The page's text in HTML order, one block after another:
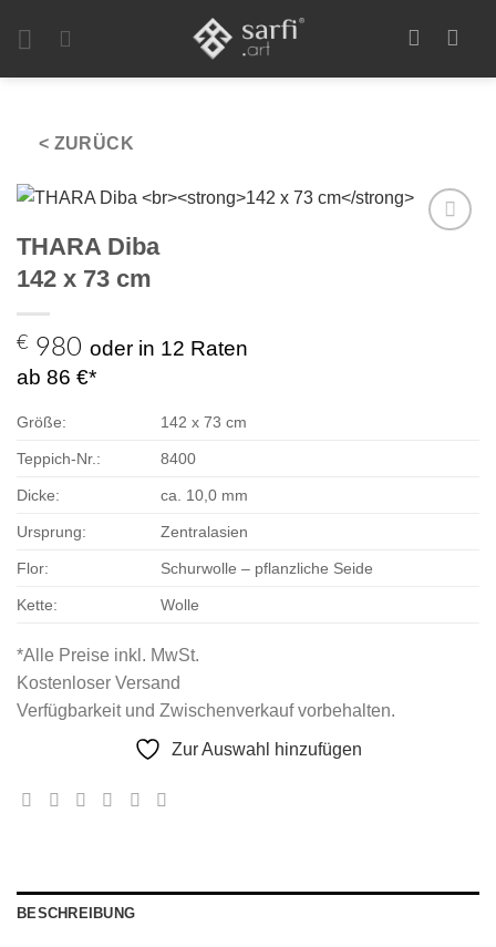
< ZURÜCK
THARA Diba
142 x 73 cm
€ 980 oder in 12 Raten
ab 86 €*
Größe: 142 x 73 cm
Teppich-Nr.: 8400
Dicke: ca. 10,0 mm
Ursprung: Zentralasien
Flor: Schurwolle – pflanzliche Seide
Kette: Wolle
*Alle Preise inkl. MwSt.
Kostenloser Versand
Verfügbarkeit und Zwischenverkauf vorbehalten.
Zur Auswahl hinzufügen
BESCHREIBUNG